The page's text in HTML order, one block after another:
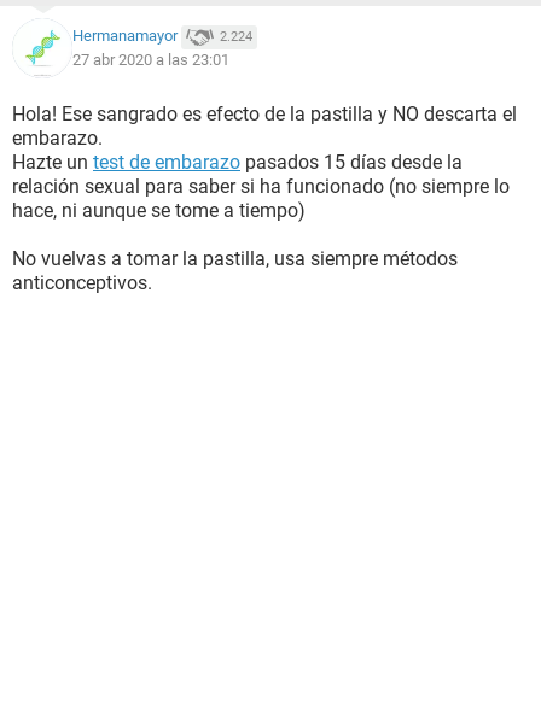
Hermanamayor 2.224
27 abr 2020 a las 23:01
Hola! Ese sangrado es efecto de la pastilla y NO descarta el
embarazo.
Hazte un test de embarazo pasados 15 días desde la
relación sexual para saber si ha funcionado (no siempre lo
hace, ni aunque se tome a tiempo)
No vuelvas a tomar la pastilla, usa siempre métodos
anticonceptivos.